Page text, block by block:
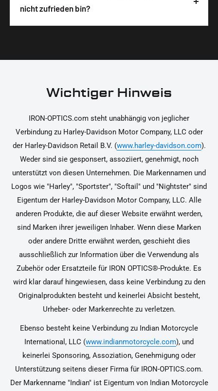
unterstützen dich dabei, die Teile sicher und
korrekt an deinem Motorrad zu installieren.
Wir legen großen Wert auf hochwertige
nicht zufrieden bin?
Ja, du kannst die Teile innerhalb von 14 Tagen
Rücksendung findest du in unseren
Wichtiger Hinweis
IRON-OPTICS.com steht unabhängig von jeglicher
Verbindung zu Harley-Davidson Motor Company, LLC oder
der Harley-Davidson Retail B.V. (www.harley-davidson.com).
Weder sind sie gesponsert, assoziiert, genehmigt, noch
unterstützt von diesen Unternehmen. Die Markennamen und
Logos wie "Harley", "Sportster", "Softail" und "Nightster" sind
Eigentum der Harley-Davidson Motor Company, LLC. Alle
anderen Produkte, die auf dieser Website erwähnt werden,
sind Marken ihrer jeweiligen Inhaber. Wenn diese Marken
oder andere Dritte erwähnt werden, geschieht dies
ausschließlich zur Information über die Verwendung als
Zubehör oder Ersatzteile für IRON OPTICS®-Produkte. Es
wird klar darauf hingewiesen, dass keine Verbindung zu den
Originalprodukten besteht und keinerlei Absicht besteht,
Urheber- oder Markenrechte zu verletzen.
Ebenso besteht keine Verbindung zu Indian Motorcycle
International, LLC (www.indianmotorcycle.com), und
keinerlei Sponsoring, Assoziation, Genehmigung oder
Unterstützung seitens dieser Firma für IRON-OPTICS.com.
Der Markenname "Indian" ist Eigentum von Indian Motorcycle